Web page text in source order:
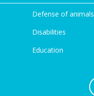
Defense of animals
Disabilities
Education